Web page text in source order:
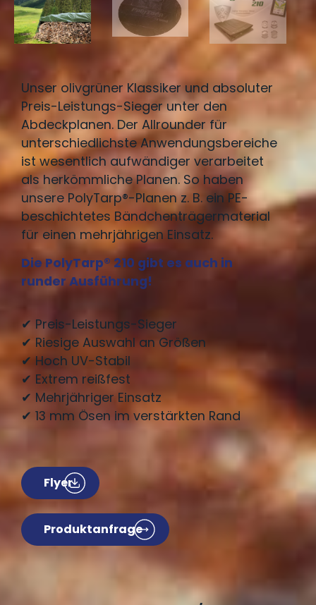
Unser olivgrüner Klassiker und absoluter
Preis-Leistungs-Sieger unter den
Abdeckplanen. Der Allrounder für
unterschiedlichste Anwendungsbereiche
ist wesentlich aufwändiger verarbeitet
als herkömmliche Planen. So haben
unsere PolyTarp®-Planen z. B. ein PE-
beschichtetes Bändchenträgermaterial
für einen mehrjährigen Einsatz.
Die PolyTarp® 210 gibt es auch in
runder Ausführung!
✔ Preis-Leistungs-Sieger
✔ Riesige Auswahl an Größen
✔ Hoch UV-Stabil
✔ Extrem reißfest
✔ Mehrjähriger Einsatz
✔ 13 mm Ösen im verstärkten Rand
Flyer
Produktanfrage